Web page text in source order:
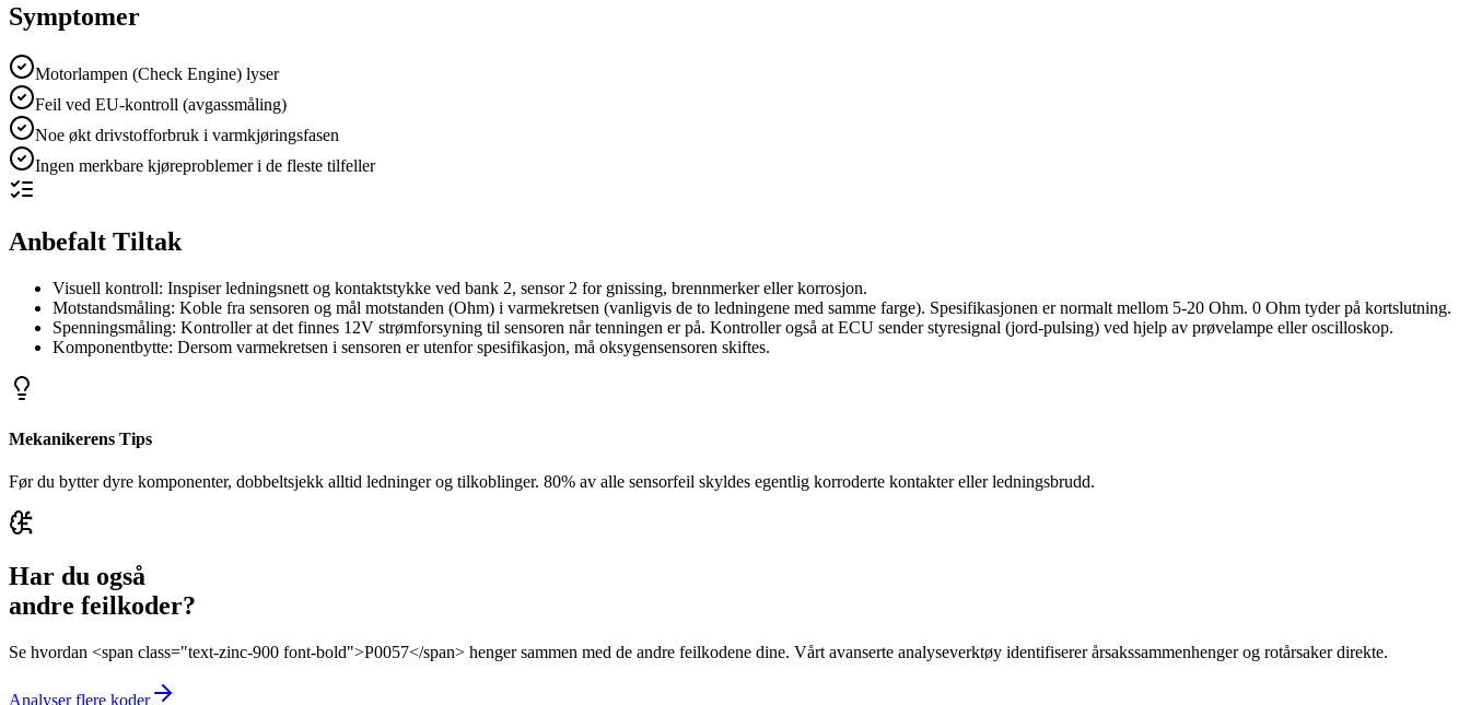
Symptomer
Motorlampen (Check Engine) lyser
Feil ved EU-kontroll (avgassmåling)
Noe økt drivstofforbruk i varmkjøringsfasen
Ingen merkbare kjøreproblemer i de fleste tilfeller
Anbefalt Tiltak
Visuell kontroll: Inspiser ledningsnett og kontaktstykke ved bank 2, sensor 2 for gnissing, brennmerker eller korrosjon.
Motstandsmåling: Koble fra sensoren og mål motstanden (Ohm) i varmekretsen (vanligvis de to ledningene med samme farge). Spesifikasjonen er normalt mellom 5-20 Ohm. 0 Ohm tyder på kortslutning.
Spenningsmåling: Kontroller at det finnes 12V strømforsyning til sensoren når tenningen er på. Kontroller også at ECU sender styresignal (jord-pulsing) ved hjelp av prøvelampe eller oscilloskop.
Komponentbytte: Dersom varmekretsen i sensoren er utenfor spesifikasjon, må oksygensensoren skiftes.
Mekanikerens Tips
Før du bytter dyre komponenter, dobbeltsjekk alltid ledninger og tilkoblinger. 80% av alle sensorfeil skyldes egentlig korroderte kontakter eller ledningsbrudd.
Har du også
andre feilkoder?
Se hvordan <span class="text-zinc-900 font-bold">P0057</span> henger sammen med de andre feilkodene dine. Vårt avanserte analyseverktøy identifiserer årsakssammenhenger og rotårsaker direkte.
Analyser flere koder